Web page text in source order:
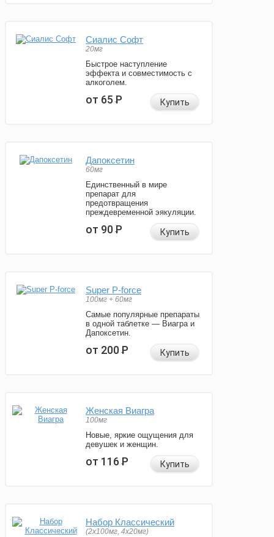
Сиалис Софт
20мг
Быстрое наступление
эффекта и совместимость с
алкоголем.
от 65Р Купить
Дапоксетин
60мг
Единственный в мире
препарат для
предотвращения
преждевременной эякуляции.
от 90Р Купить
Super P-force
100мг + 60мг
Самые популярные препараты
в одной таблетке — Виагра и
Дапоксетин.
от 200Р Купить
Женская Виагра
100мг
Новые, яркие ощущения для
девушек и женщин.
от 116Р Купить
Набор Классический
(2x100мг, 4x20мг)